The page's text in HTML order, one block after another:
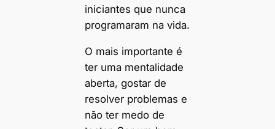
iniciantes que nunca
programaram na vida.
O mais importante é
ter uma mentalidade
aberta, gostar de
resolver problemas e
não ter medo de